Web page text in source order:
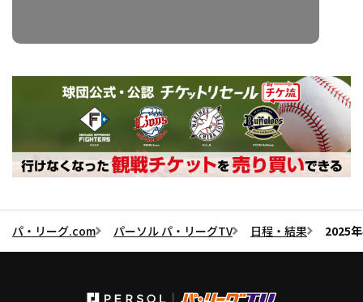
パ・リーグ.com パーソル パ・リーグTV 日程・結果 2025